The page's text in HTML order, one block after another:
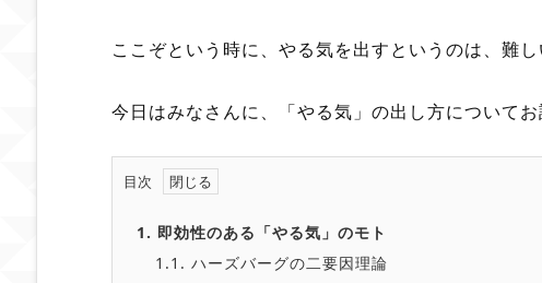
ここぞという時に、やる気を出すというのは、難し
今日はみなさんに、「やる気」の出し方についてお
目次
1. 即効性のある「やる気」のモト
1.1. ハーズバーグの二要因理論